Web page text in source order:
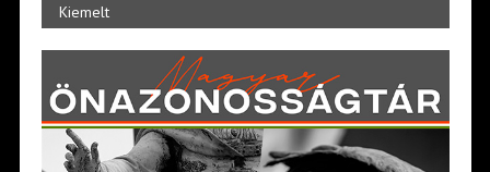
Kiemelt